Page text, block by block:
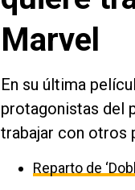
Marvel
En su última
protagonistas del
trabajar con otros
Reparto de